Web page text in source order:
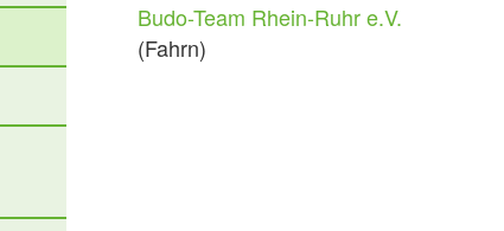
Budo-Team Rhein-Ruhr e.V.
(Fahrn)